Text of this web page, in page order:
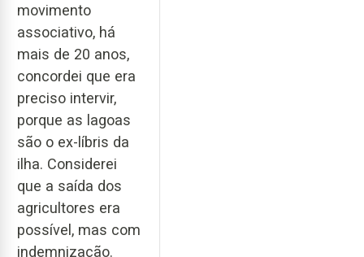
movimento
associativo, há
mais de 20 anos,
concordei que era
preciso intervir,
porque as lagoas
são o ex-líbris da
ilha. Considerei
que a saída dos
agricultores era
possível, mas com
indemnização.